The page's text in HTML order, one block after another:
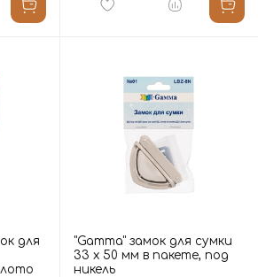
для
"Gamma" замок для сумки
33 х 50 мм в пакете, под
никель